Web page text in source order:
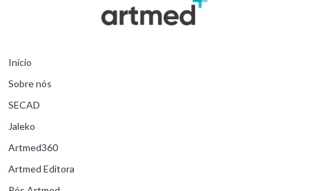
Início
Sobre nós
SECAD
Jaleko
Artmed360
Artmed Editora